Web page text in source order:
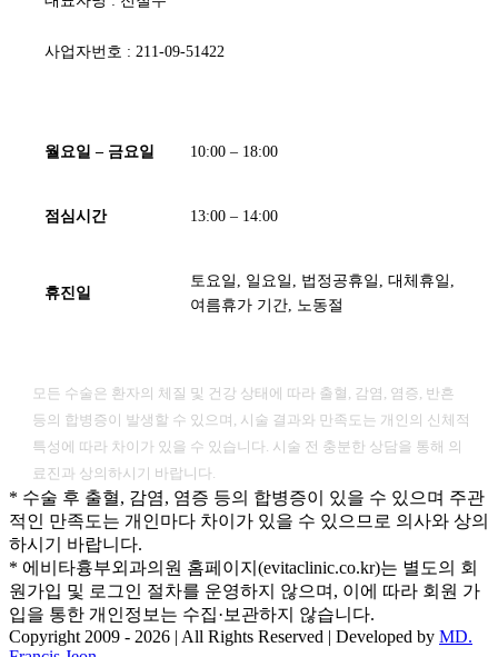
사업자번호 : 211-09-51422
월요일 – 금요일 10:00 – 18:00
점심시간 13:00 – 14:00
휴진일
토요일, 일요일, 법정공휴일, 대체휴일,
여름휴가 기간, 노동절
모든 수술은 환자의 체질 및 건강 상태에 따라 출혈, 감염, 염증, 반흔
등의 합병증이 발생할 수 있으며, 시술 결과와 만족도는 개인의 신체적
특성에 따라 차이가 있을 수 있습니다. 시술 전 충분한 상담을 통해 의
료진과 상의하시기 바랍니다.
* 수술 후 출혈, 감염, 염증 등의 합병증이 있을 수 있으며 주관
적인 만족도는 개인마다 차이가 있을 수 있으므로 의사와 상의
하시기 바랍니다.
* 에비타흉부외과의원 홈페이지(evitaclinic.co.kr)는 별도의 회
원가입 및 로그인 절차를 운영하지 않으며, 이에 따라 회원 가
입을 통한 개인정보는 수집·보관하지 않습니다.
Copyright 2009 - 2026 | All Rights Reserved | Developed by MD.